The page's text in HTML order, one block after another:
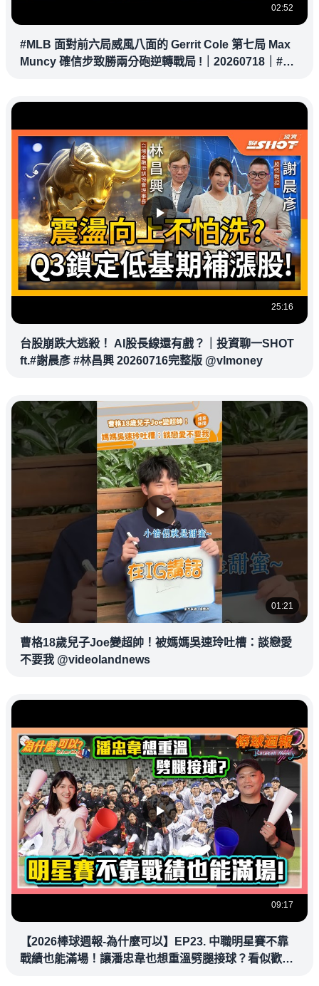
02:52
#MLB 面對前六局威風八面的 Gerrit Cole 第七局 Max
Muncy 確信步致勝兩分砲逆轉戰局 !｜20260718｜#洛
25:16
台股崩跌大逃殺！ AI股長線還有戲？｜投資聊一SHOT
ft.#謝晨彥 #林昌興 20260716完整版 @vlmoney
01:21
曹格18歲兒子Joe變超帥！被媽媽吳速玲吐槽：談戀愛
不要我 @videolandnews
09:17
【2026棒球週報-為什麼可以】EP23. 中職明星賽不靠
戰績也能滿場！讓潘忠韋也想重溫劈腿接球？看似歡樂